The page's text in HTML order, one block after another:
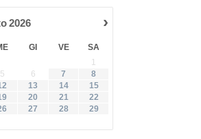
›
2026
GI VE
SA
1
5 6 7
8
13 14
15
20 21
22
27 28
29